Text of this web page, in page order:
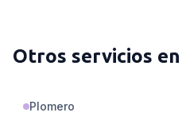
Otros servicios en
Plomero